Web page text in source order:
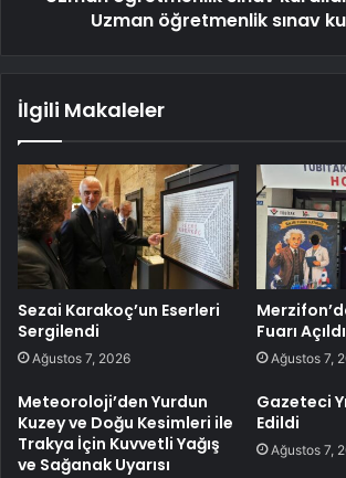
Uzman öğretmenlik sınav
İlgili Makaleler
Sezai Karakoç’un Eserleri
Sergilendi
Ağustos 7, 2026
Fuarı Açıldı
Ağustos 7,
Meteoroloji’den Yurdun
Kuzey ve Doğu Kesimleri ile
Trakya İçin Kuvvetli Yağış
ve Sağanak Uyarısı
Gazeteci
Edildi
Ağustos 7,